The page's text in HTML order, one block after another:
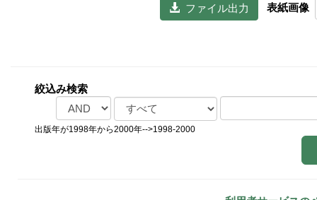
ファイル出力 表紙画像
絞込み検索
出版年が1998年から2000年-->1998-2000